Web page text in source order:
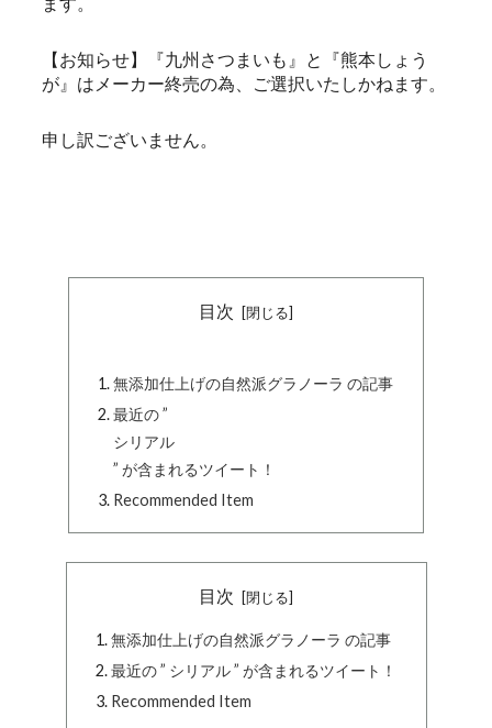
【お知らせ】『九州さつまいも』と『熊本しょう
が』はメーカー終売の為、ご選択いたしかねます。
申し訳ございません。
目次
無添加仕上げの自然派グラノーラ の記事
最近の ”
シリアル
” が含まれるツイート！
Recommended Item
目次
無添加仕上げの自然派グラノーラ の記事
最近の ” シリアル ” が含まれるツイート！
Recommended Item